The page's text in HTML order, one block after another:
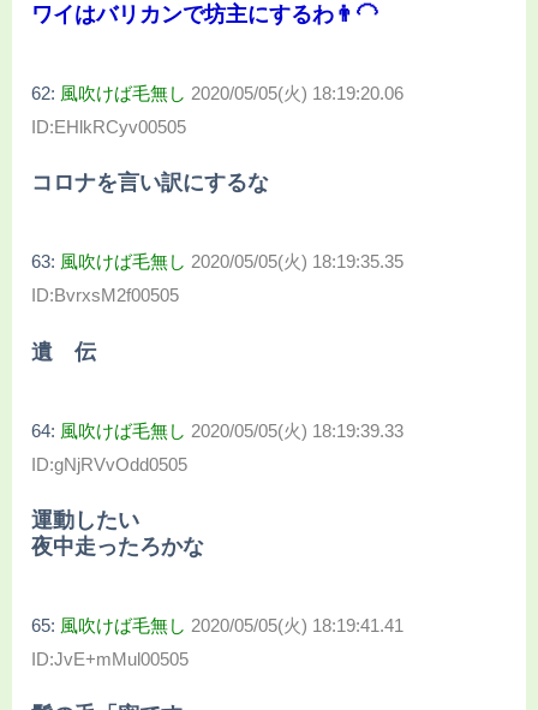
ワイはバリカンで坊主にするわ👨‍🦲
62: 風吹けば毛無し 2020/05/05(火) 18:19:20.06
ID:EHlkRCyv00505
コロナを言い訳にするな
63: 風吹けば毛無し 2020/05/05(火) 18:19:35.35
ID:BvrxsM2f00505
遺 伝
64: 風吹けば毛無し 2020/05/05(火) 18:19:39.33
ID:gNjRVvOdd0505
運動したい
夜中走ったろかな
65: 風吹けば毛無し 2020/05/05(火) 18:19:41.41
ID:JvE+mMul00505